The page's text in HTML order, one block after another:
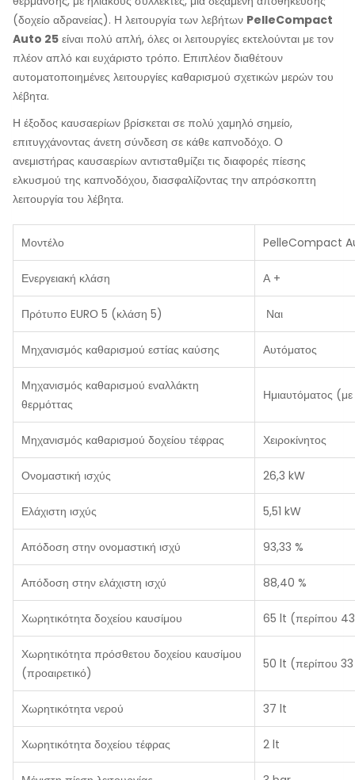
(δοχείο αδρανείας). Η λειτουργία των λεβήτων PelleCompact
Auto 25 είναι πολύ απλή, όλες οι λειτουργίες εκτελούνται με τον
πλέον απλό και ευχάριστο τρόπο. Επιπλέον διαθέτουν
αυτοματοποιημένες λειτουργίες καθαρισμού σχετικών μερών του
λέβητα.
Η έξοδος καυσαερίων βρίσκεται σε πολύ χαμηλό σημείο,
επιτυγχάνοντας άνετη σύνδεση σε κάθε καπνοδόχο. Ο
ανεμιστήρας καυσαερίων αντισταθμίζει τις διαφορές πίεσης
ελκυσμού της καπνοδόχου, διασφαλίζοντας την απρόσκοπτη
λειτουργία του λέβητα.
Μοντέλο PelleCompact
Ενεργειακή κλάση Α +
Πρότυπο EURΟ 5 (κλάση 5) Ναι
Μηχανισμός καθαρισμού εστίας καύσης Αυτόματος
Μηχανισμός καθαρισμού εναλλάκτη
θερμόττας
Ημιαυτόματος (με
Μηχανισμός καθαρισμού δοχείου τέφρας Χειροκίνητος
Ονομαστική ισχύς 26,3 kW
Ελάχιστη ισχύς 5,51 kW
Απόδοση στην ονομαστική ισχύ 93,33 %
Απόδοση στην ελάχιστη ισχύ 88,40 %
Χωρητικότητα δοχείου καυσίμου 65 lt (περίπου
Χωρητικότητα πρόσθετου δοχείου καυσίμου
(προαιρετικό)
50 lt (περίπου
Χωρητικότητα νερού 37 lt
Χωρητικότητα δοχείου τέφρας 2 lt